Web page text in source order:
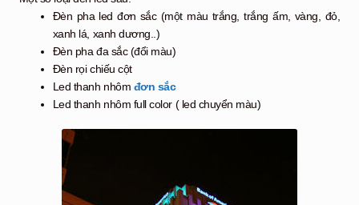
Đèn pha led đơn sắc (một màu trắng, trắng ấm, vàng, đỏ,
xanh lá, xanh dương..)
Đèn pha đa sắc (đổi màu)
Đèn rọi chiếu cột
Led thanh nhôm đơn sắc
Led thanh nhôm full color ( led chuyển màu)